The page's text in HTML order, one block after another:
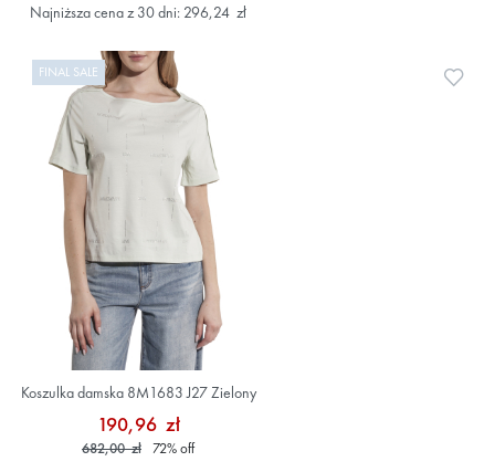
Najniższa cena z 30 dni: 296,24 zł
FINAL SALE
Koszulka damska 8M1683 J27 Zielony
190,96 zł
682,00 zł 72%off